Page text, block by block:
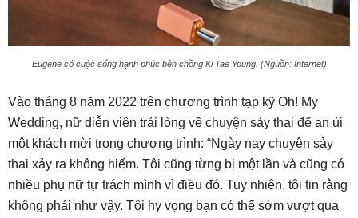
Eugene có cuộc sống hạnh phúc bên chồng Ki Tae Young. (Nguồn: Internet)
Vào tháng 8 năm 2022 trên chương trình tạp kỹ Oh! My
Wedding, nữ diễn viên trải lòng về chuyện sảy thai để an ủi
một khách mời trong chương trình: “Ngày nay chuyện sảy
thai xảy ra không hiếm. Tôi cũng từng bị một lần và cũng có
nhiều phụ nữ tự trách mình vì điều đó. Tuy nhiên, tôi tin rằng
không phải như vậy. Tôi hy vọng bạn có thể sớm vượt qua